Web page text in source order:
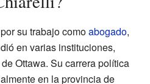
su trabajo comoabogado,
en varias instituciones,
Ottawa. Su carrera política
en la provincia de